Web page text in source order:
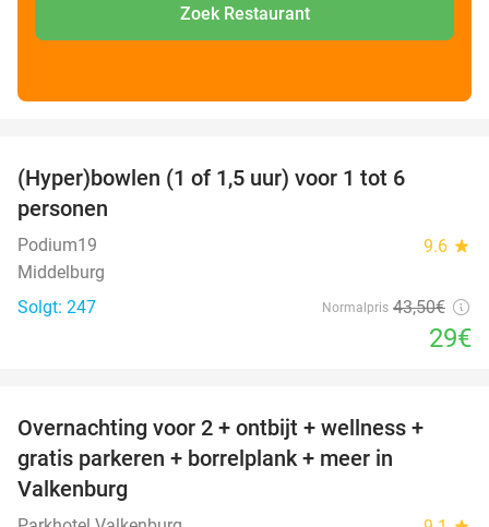
Zoek Restaurant
(Hyper)bowlen (1 of 1,5 uur) voor 1 tot 6
personen
Podium19 9.6 star
Middelburg
Solgt: 247
Normalpris 43,50€
29€
33%
Overnachting voor 2 + ontbijt + wellness +
gratis parkeren + borrelplank + meer in
Valkenburg